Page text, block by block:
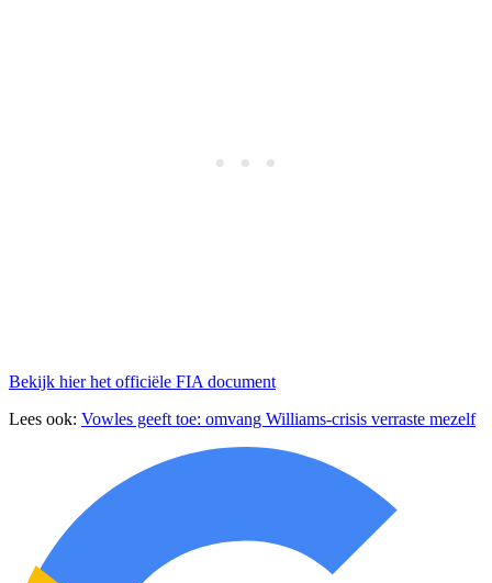
Bekijk hier het officiële FIA document
Lees ook: Vowles geeft toe: omvang Williams-crisis verraste mezelf